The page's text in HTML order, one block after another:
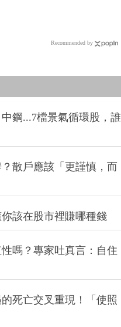
Recommended by
鋼...7檔景氣循環股，誰
散戶應該「更謹慎，而
該在股市裡賺哪種錢
嗎？專家吐真言：自住
死亡交叉重現！「使照